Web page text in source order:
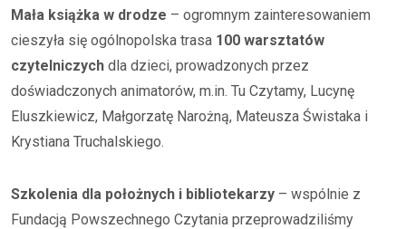
Mała książka w drodze – ogromnym zainteresowaniem
cieszyła się ogólnopolska trasa 100 warsztatów
czytelniczych dla dzieci, prowadzonych przez
doświadczonych animatorów, m.in. Tu Czytamy, Lucynę
Eluszkiewicz, Małgorzatę Narożną, Mateusza Świstaka i
Krystiana Truchalskiego.
Szkolenia dla położnych i bibliotekarzy – wspólnie z
Fundacją Powszechnego Czytania przeprowadziliśmy